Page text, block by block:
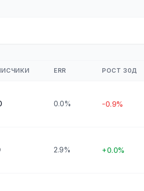
ERR РОСТ 30Д
0.0% -0.9%
2.9% +0.0%